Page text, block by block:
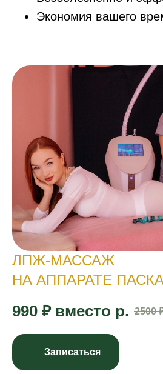
Экономия вашего
ЛПЖ-МАССАЖ
НА АППАРАТЕ
990 ₽ вместо р. 2500
Записаться